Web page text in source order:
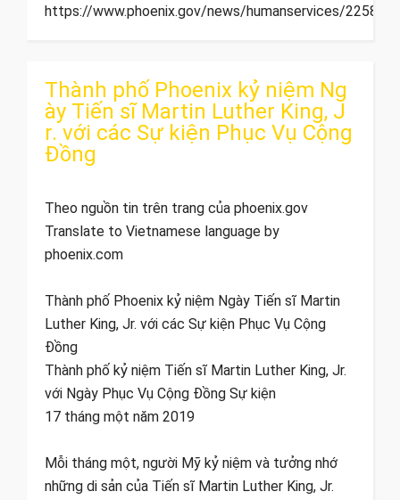
https://www.phoenix.gov/news/humanservices/2258]]>
Thành phố Phoenix kỷ niệm Ng
ày Tiến sĩ Martin Luther King, J
r. với các Sự kiện Phục Vụ Cộng
Đồng
Theo nguồn tin trên trang của phoenix.gov
Translate to Vietnamese language by
phoenix.com
Thành phố Phoenix kỷ niệm Ngày Tiến sĩ Martin
Luther King, Jr. với các Sự kiện Phục Vụ Cộng
Đồng
Thành phố kỷ niệm Tiến sĩ Martin Luther King, Jr.
với Ngày Phục Vụ Cộng Đồng Sự kiện
17 tháng một năm 2019
Mỗi tháng một, người Mỹ kỷ niệm và tưởng nhớ
những di sản của Tiến sĩ Martin Luther King, Jr.